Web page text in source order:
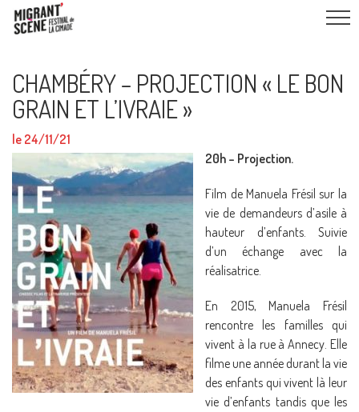
CHAMBÉRY – PROJECTION « LE BON
GRAIN ET L’IVRAIE »
le 24/11/21
20h – Projection.
Film de Manuela Frésil sur la
vie de demandeurs d’asile à
hauteur d’enfants. Suivie
d’un échange avec la
réalisatrice.
En 2015, Manuela Frésil
rencontre les familles qui
vivent à la rue à Annecy. Elle
filme une année durant la vie
des enfants qui vivent là leur
vie d’enfants tandis que les